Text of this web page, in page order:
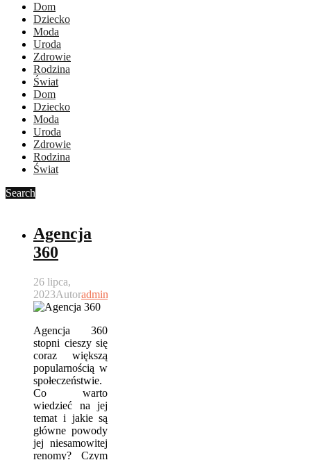
Dom
Dziecko
Moda
Uroda
Zdrowie
Rodzina
Świat
Dom
Dziecko
Moda
Uroda
Zdrowie
Rodzina
Świat
Search
Agencja
360
26 lipca,
2023Autoradmin
Agencja 360
stopni cieszy się
coraz większą
popularnością w
społeczeństwie.
Co warto
wiedzieć na jej
temat i jakie są
główne powody
jej niesamowitej
renomy? Czym